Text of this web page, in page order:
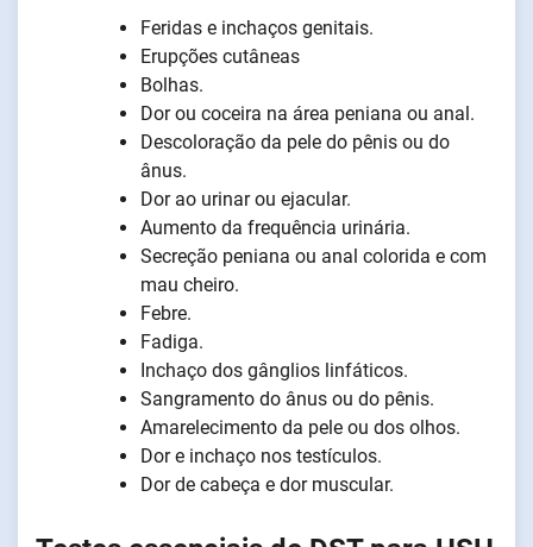
Feridas e inchaços genitais.
Erupções cutâneas
Bolhas.
Dor ou coceira na área peniana ou anal.
Descoloração da pele do pênis ou do
ânus.
Dor ao urinar ou ejacular.
Aumento da frequência urinária.
Secreção peniana ou anal colorida e com
mau cheiro.
Febre.
Fadiga.
Inchaço dos gânglios linfáticos.
Sangramento do ânus ou do pênis.
Amarelecimento da pele ou dos olhos.
Dor e inchaço nos testículos.
Dor de cabeça e dor muscular.